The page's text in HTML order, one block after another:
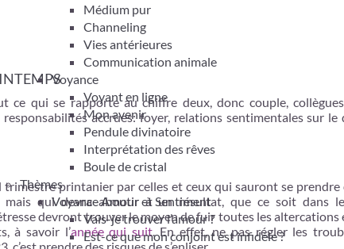
Médium pur
Channeling
Vies antérieures
Communication animale
Voyance
Voyant en ligne
Mon avenir
Pendule divinatoire
Interprétation des rêves
Boule de cristal
Thèmes
Voyance Amour et Sentiment
Vais-je trouver l’amour ?
Est-ce que mon conjoint est infidèle ?
ce qui se rapporte au chiffre deux, donc couple,
accrues: foyer, relations sentimentales sur le
trimestre printanier par celles et ceux qui sauront se prendre
mais qui devra aboutir à un résultat, que ce soit dans
devront trouver le moyen de fuir toutes les altercations
à savoir l’année qui suit. En effet, ne pas régler les